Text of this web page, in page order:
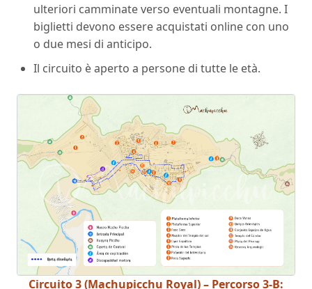
ulteriori camminate verso eventuali montagne. I
biglietti devono essere acquistati online con uno
o due mesi di anticipo.
Il circuito è aperto a persone di tutte le età.
Circuito 3 (Machupicchu Royal) – Percorso 3-B: